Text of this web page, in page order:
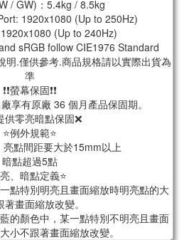
/ GW)：5.4kg / 8.5kg
1920x1080 (Up to 250Hz)
(Up to 240Hz)
sRGB follow CIE1976 Standard
明.僅供參考.商品規格請以實際出貨為
準
❗❗螢幕保固❗❗
享有原廠 36 個月產品保固期。
供零亮暗點保固❌
⭐例外規範⭐
點間距要大於15mm以上
暗點超過5點
亮、暗點定義⭐
點特別明亮且畫面縮放時明亮點的大
著畫面縮放改變。
的顏色中，某一點特別不明亮且畫面
小不跟著畫面縮放改變。